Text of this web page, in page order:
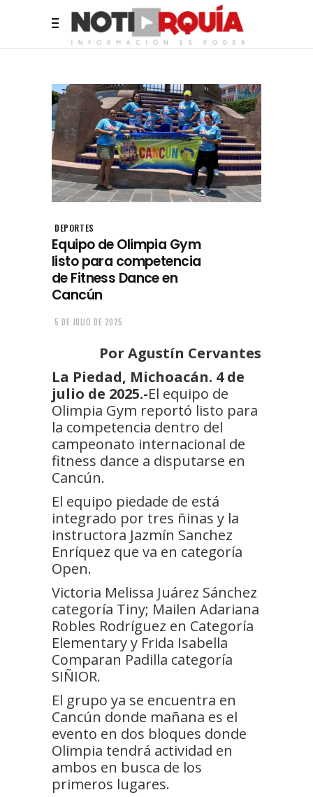
DEPORTES
Equipo de Olimpia Gym
listo para competencia
de Fitness Dance en
Cancún
5 DE JULIO DE 2025
Por Agustín Cervantes
La Piedad, Michoacán. 4 de
julio de 2025.-El equipo de
Olimpia Gym reportó listo para
la competencia dentro del
campeonato internacional de
fitness dance a disputarse en
Cancún.
El equipo piedade de está
integrado por tres ñinas y la
instructora Jazmín Sanchez
Enríquez que va en categoría
Open.
Victoria Melissa Juárez Sánchez
categoría Tiny; Mailen Adariana
Robles Rodríguez en Categoría
Elementary y Frida Isabella
Comparan Padilla categoría
SIÑIOR.
El grupo ya se encuentra en
Cancún donde mañana es el
evento en dos bloques donde
Olimpia tendrá actividad en
ambos en busca de los
primeros lugares.